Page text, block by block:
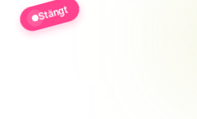
Stängt